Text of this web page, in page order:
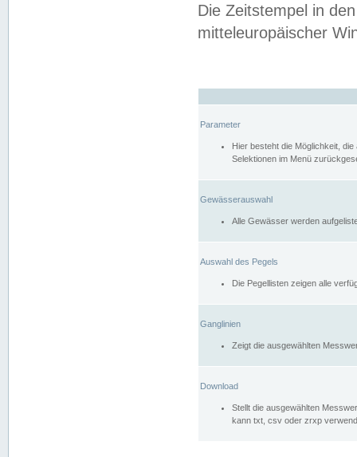
Die Zeitstempel in
mitteleuropäischer
Parameter
Hier besteht die Möglichkeit,
Selektionen im Menü
Gewässerauswahl
Alle Gewässer werden
Auswahl des Pegels
Die Pegellisten zeigen alle
Ganglinien
Zeigt die ausgewählten
Download
Stellt die ausgewählten
kann txt, csv oder zrxp